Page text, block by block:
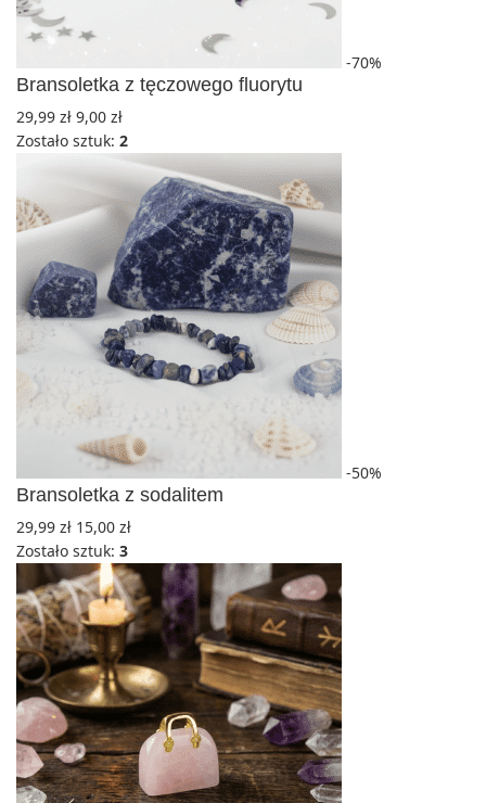
-70%
Bransoletka z tęczowego fluorytu
29,99 zł 9,00 zł
Zostało sztuk: 2
-50%
Bransoletka z sodalitem
29,99 zł 15,00 zł
Zostało sztuk: 3